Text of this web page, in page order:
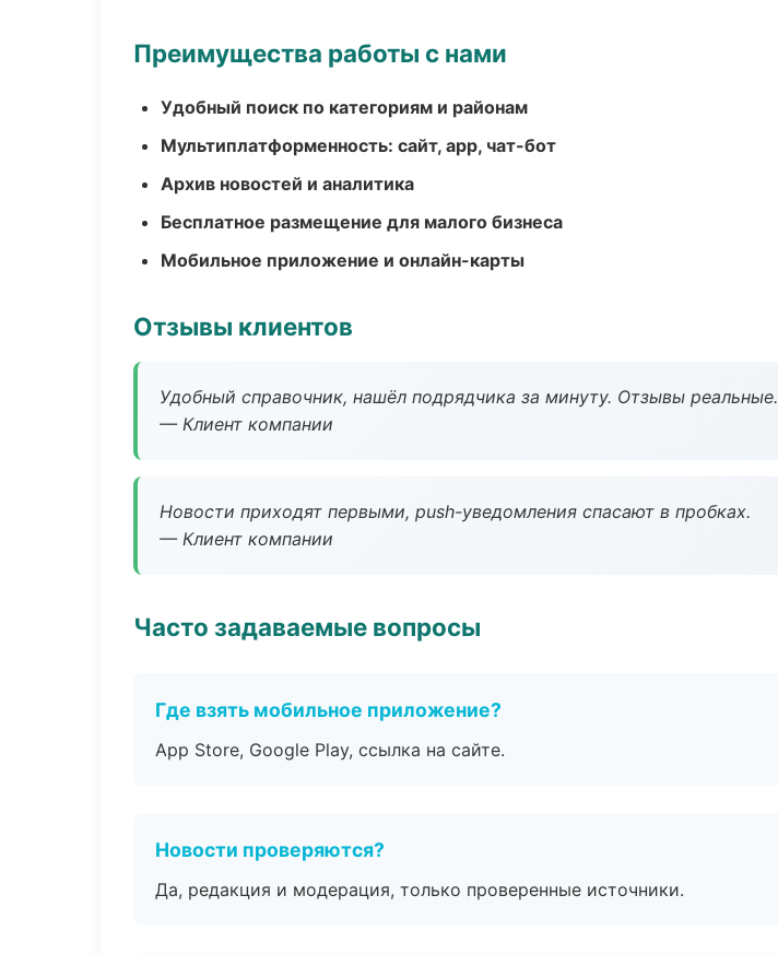
Преимущества работы с нами
Удобный поиск по категориям и районам
Мультиплатформенность: сайт, app, чат-бот
Архив новостей и аналитика
Бесплатное размещение для малого бизнеса
Мобильное приложение и онлайн-карты
Отзывы клиентов
Удобный справочник, нашёл подрядчика за минуту. Отзывы реальные.
— Клиент компании
Новости приходят первыми, push-уведомления спасают в пробках.
— Клиент компании
Часто задаваемые вопросы
Где взять мобильное приложение?
App Store, Google Play, ссылка на сайте.
Новости проверяются?
Да, редакция и модерация, только проверенные источники.